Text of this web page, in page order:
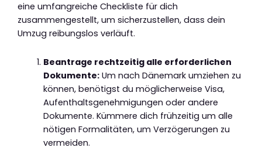
eine umfangreiche Checkliste für dich
zusammengestellt, um sicherzustellen, dass dein
Umzug reibungslos verläuft.
Beantrage rechtzeitig alle erforderlichen
Dokumente:Um nach Dänemark umziehen zu
können, benötigst du möglicherweise Visa,
Aufenthaltsgenehmigungen oder andere
Dokumente. Kümmere dich frühzeitig um alle
nötigen Formalitäten, um Verzögerungen zu
vermeiden.